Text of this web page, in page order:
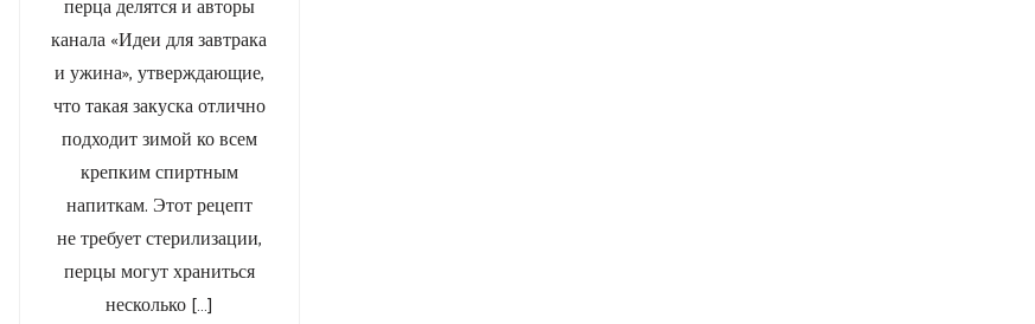
перца делятся и авторы
канала «Идеи для завтрака
и ужина», утверждающие,
что такая закуска отлично
подходит зимой ко всем
крепким спиртным
напиткам. Этот рецепт
не требует стерилизации,
перцы могут храниться
несколько […]